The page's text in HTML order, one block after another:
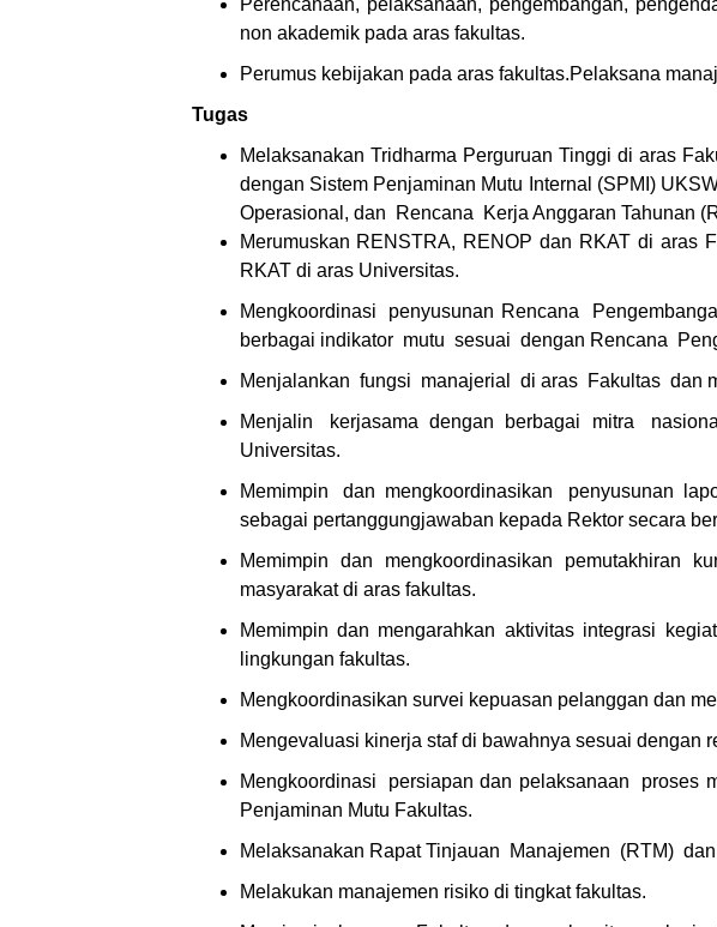
Perencanaan, pelaksanaan, pengembangan,
non akademik pada aras fakultas.
Perumus kebijakan pada aras fakultas.Pelaksana
Tugas
Melaksanakan Tridharma Perguruan Tinggi di aras
dengan Sistem Penjaminan Mutu Internal (SPMI)
Operasional, dan Rencana Kerja Anggaran Tahunan
Merumuskan RENSTRA, RENOP dan RKAT di aras
RKAT di aras Universitas.
Mengkoordinasi penyusunan Rencana
berbagai indikator mutu sesuai dengan Rencana
Menjalankan fungsi manajerial di aras Fakultas dan
Menjalin kerjasama dengan berbagai mitra
Universitas.
Memimpin dan mengkoordinasikan penyusunan
sebagai pertanggungjawaban kepada Rektor secara
Memimpin dan mengkoordinasikan pemutakhiran
masyarakat di aras fakultas.
Memimpin dan mengarahkan aktivitas integrasi
lingkungan fakultas.
Mengkoordinasikan survei kepuasan pelanggan dan
Mengevaluasi kinerja staf di bawahnya sesuai dengan
Mengkoordinasi persiapan dan pelaksanaan proses
Penjaminan Mutu Fakultas.
Melaksanakan Rapat Tinjauan Manajemen (RTM)
Melakukan manajemen risiko di tingkat fakultas.